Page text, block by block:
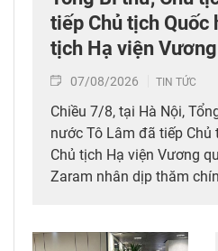
tiếp Chủ tịch Quốc
tịch Hạ viện
07/08/2026 TIN TỨC
Chiều 7/8, tại Hà Nội,
nước Tô Lâm đã tiếp Chủ
Chủ tịch Hạ viện Vương
Zaram nhân dịp thăm
(6/8/1976 – 6/8/2026).